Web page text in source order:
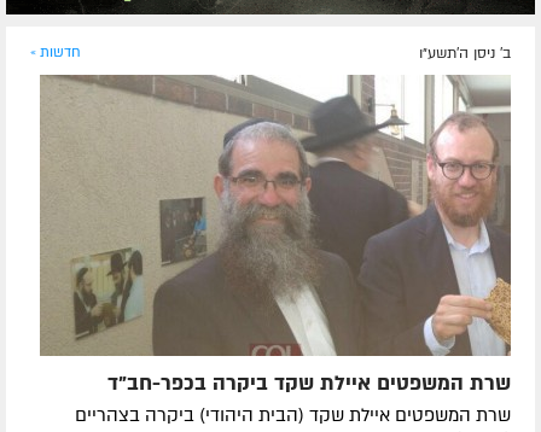
ב' ניסן ה׳תשע״ו חדשות »
שרת המשפטים איילת שקד ביקרה בכפר-חב"ד
שרת המשפטים איילת שקד (הבית היהודי) ביקרה בצהריים